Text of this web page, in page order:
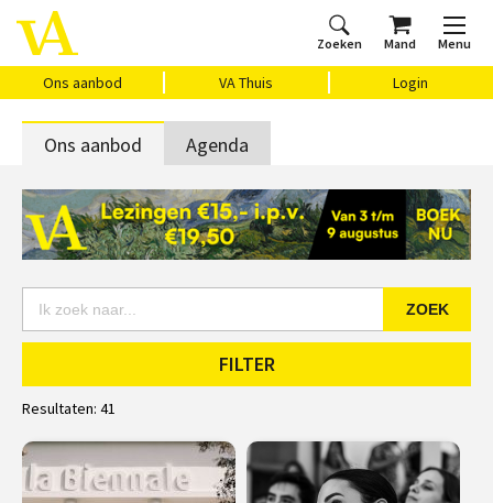
Zoeken Mand Menu
Ons aanbod VA Thuis Login
Home
Ons aanbod
Agenda
VAthuis
Over ons
Vragen?
Cadeaubon
Ons aanbod Agenda
ZOEK
FILTER
Resultaten: 41